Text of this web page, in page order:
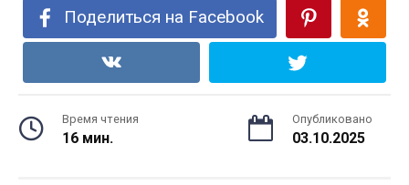
Поделиться на Facebook
Время чтения
16 мин.
Опубликовано
03.10.2025